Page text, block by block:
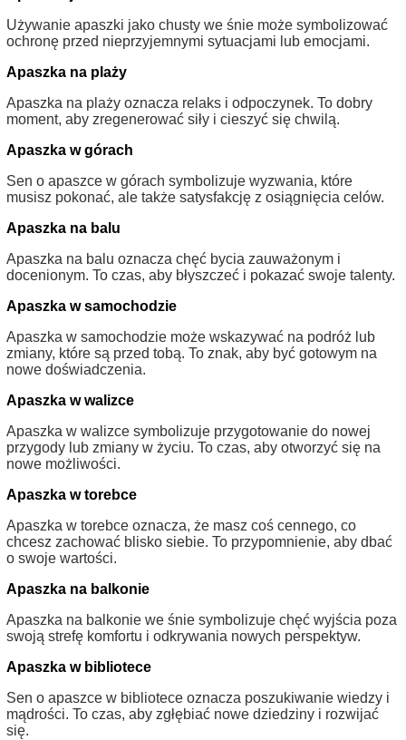
Używanie apaszki jako chusty we śnie może symbolizować
ochronę przed nieprzyjemnymi sytuacjami lub emocjami.
Apaszka na plaży
Apaszka na plaży oznacza relaks i odpoczynek. To dobry
moment, aby zregenerować siły i cieszyć się chwilą.
Apaszka w górach
Sen o apaszce w górach symbolizuje wyzwania, które
musisz pokonać, ale także satysfakcję z osiągnięcia celów.
Apaszka na balu
Apaszka na balu oznacza chęć bycia zauważonym i
docenionym. To czas, aby błyszczeć i pokazać swoje talenty.
Apaszka w samochodzie
Apaszka w samochodzie może wskazywać na podróż lub
zmiany, które są przed tobą. To znak, aby być gotowym na
nowe doświadczenia.
Apaszka w walizce
Apaszka w walizce symbolizuje przygotowanie do nowej
przygody lub zmiany w życiu. To czas, aby otworzyć się na
nowe możliwości.
Apaszka w torebce
Apaszka w torebce oznacza, że masz coś cennego, co
chcesz zachować blisko siebie. To przypomnienie, aby dbać
o swoje wartości.
Apaszka na balkonie
Apaszka na balkonie we śnie symbolizuje chęć wyjścia poza
swoją strefę komfortu i odkrywania nowych perspektyw.
Apaszka w bibliotece
Sen o apaszce w bibliotece oznacza poszukiwanie wiedzy i
mądrości. To czas, aby zgłębiać nowe dziedziny i rozwijać
się.